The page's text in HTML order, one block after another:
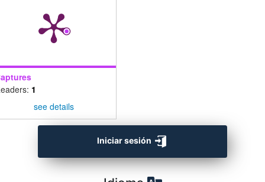
1
see details
Iniciar sesión